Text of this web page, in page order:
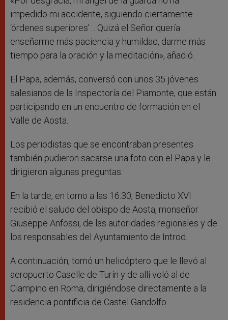
impedido mi accidente, siguiendo ciertamente
‘órdenes superiores’… Quizá el Señor quería
enseñarme más paciencia y humildad, darme más
tiempo para la oración y la meditación», añadió.
El Papa, además, conversó con unos 35 jóvenes
salesianos de la Inspectoría del Piamonte, que están
participando en un encuentro de formación en el
Valle de Aosta.
Los periodistas que se encontraban presentes
también pudieron sacarse una foto con el Papa y le
dirigieron algunas preguntas.
En la tarde, en torno a las 16.30, Benedicto XVI
recibió el saludo del obispo de Aosta, monseñor
Giuseppe Anfossi, de las autoridades regionales y de
los responsables del Ayuntamiento de Introd.
A continuación, tomó un helicóptero que le llevó al
aeropuerto Caselle de Turín y de allí voló al de
Ciampino en Roma, dirigiéndose directamente a la
residencia pontificia de Castel Gandolfo.